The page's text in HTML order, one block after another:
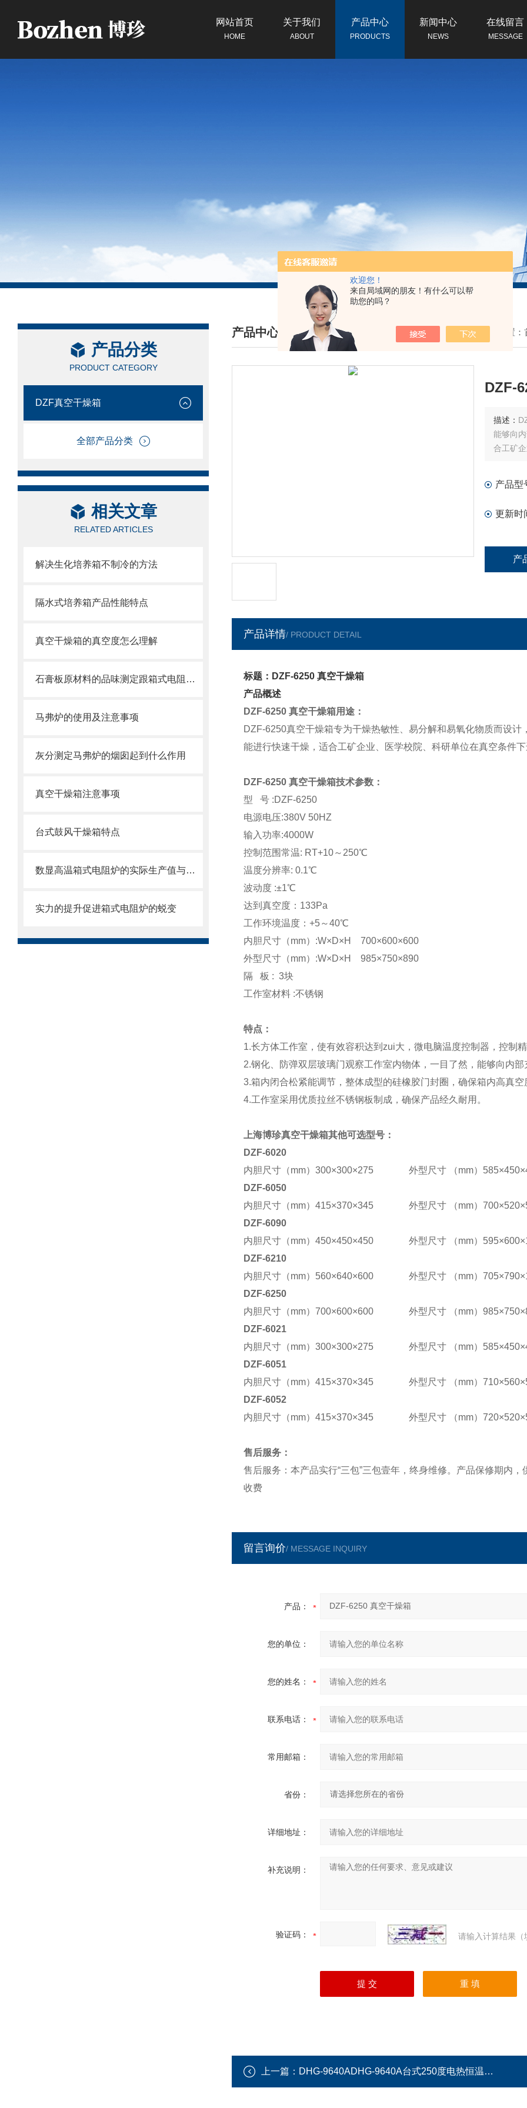
欢迎您！
来自局域网的朋友！有什么可以帮
助您的吗？
网站首页
HOME
关于我们
ABOUT
产品中心
PRODUCTS
新闻中心
NEWS
在线留言
MESSAGE
产品分类
PRODUCT CATEGORY
DZF真空干燥箱
全部产品分类
相关文章
RELATED ARTICLES
解决生化培养箱不制冷的方法
隔水式培养箱产品性能特点
真空干燥箱的真空度怎么理解
石膏板原材料的品味测定跟箱式电阻炉的关系
马​弗​炉​的​使​用​及​注​意​事​项
灰分测定马弗炉的烟囱起到什么作用
真空干燥箱注意事项
台式鼓风干燥箱特点
数显高温箱式电阻炉的实际生产值与预产不符合的原因分析
实力的提升促进箱式电阻炉的蜕变
产品中心
/ PRODUCTS CENTER
我的位置：
DZF-
描述：
能够向
合工矿
产品型
更新时
产
产品详情/ PRODUCT DETAIL
标题：DZF-6250 真空干燥箱
产品概述
DZF-6250 真空干燥箱用途：
DZF-6250真空干燥箱专为干燥热敏性、易分解和易氧化物质而设
能进行快速干燥，适合工矿企业、医学校院、科研单位在真空条件下
DZF-6250 真空干燥箱技术参数：
型 号 :DZF-6250
电源电压:380V 50HZ
输入功率:4000W
控制范围常温: RT+10～250℃
温度分辨率: 0.1℃
波动度 :±1℃
达到真空度：133Pa
工作环境温度：+5～40℃
内胆尺寸（mm）:W×D×H 700×600×600
外型尺寸（mm）:W×D×H 985×750×890
隔 板 : 3块
工作室材料 :不锈钢
特点：
1.长方体工作室，使有效容积达到zui大，微电脑温度控制器，控制精
2.钢化、防弹双层玻璃门观察工作室内物体，一目了然，能够向内部
3.箱内闭合松紧能调节，整体成型的硅橡胶门封圈，确保箱内高真空
4.工作室采用优质拉丝不锈钢板制成，确保产品经久耐用。
上海博珍真空干燥箱其他可选型号：
DZF-6020
内胆尺寸（mm）300×300×275 外型尺寸 （mm）
DZF-6050
内胆尺寸（mm）415×370×345 外型尺寸 （mm）
DZF-6090
内胆尺寸（mm）450×450×450 外型尺寸 （mm）
DZF-6210
内胆尺寸（mm）560×640×600 外型尺寸 （mm）
DZF-6250
内胆尺寸（mm）700×600×600 外型尺寸 （mm）
DZF-6021
内胆尺寸（mm）300×300×275 外型尺寸 （mm）
DZF-6051
内胆尺寸（mm）415×370×345 外型尺寸 （mm）
DZF-6052
内胆尺寸（mm）415×370×345 外型尺寸 （mm）
售后服务：
售后服务：本产品实行“三包”三包壹年，终身维修。产品保修期内
收费
留言询价/ MESSAGE INQUIRY
产品：
您的单位：
您的姓名：
联系电话：
常用邮箱：
省份：
详细地址：
补充说明：
验证码： 请输入计算结果（
上一篇： DHG-9640ADHG-9640A台式250度电热恒温鼓风干燥箱 烘箱 老化箱